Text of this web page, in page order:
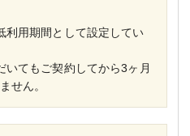
利用期間として設定してい
いてもご契約してから3ヶ月
せん。